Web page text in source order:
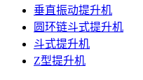
垂直振动提升机
圆环链斗式提升机
斗式提升机
Z型提升机